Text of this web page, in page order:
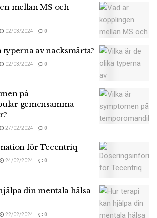
mellan MS och
02/03/2024 0
typerna av nacksmärta?
02/03/2024 0
på
gemensamma
27/02/2024 0
för Tecentriq
24/02/2024 0
din mentala hälsa
22/02/2024 0